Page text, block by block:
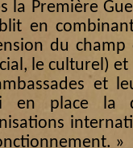
la Première
en
du
le culturel)
et
en place la
»